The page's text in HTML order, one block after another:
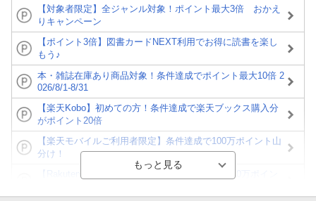
【対象者限定】全ジャンル対象！ポイント最大3倍 おかえ
りキャンペーン
【ポイント3倍】図書カードNEXT利用でお得に読書を楽し
もう♪
本・雑誌在庫あり商品対象！条件達成でポイント最大10倍 2
026/8/1-8/31
【楽天Kobo】初めての方！条件達成で楽天ブックス購入分
がポイント20倍
【楽天モバイルご利用者限定】条件達成で100万ポイント山
分け！